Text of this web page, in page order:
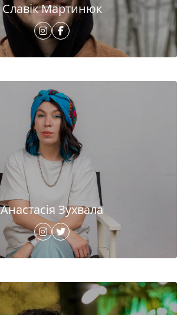
Славік Мартинюк
Анастасія Зухвала